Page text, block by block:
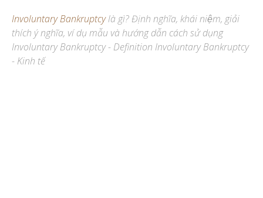
Involuntary Bankruptcylà gì? Định nghĩa, khái niệm, giải
thích ý nghĩa, ví dụ mẫu và hướng dẫn cách sử dụng
Involuntary Bankruptcy - Definition Involuntary Bankruptcy
- Kinh tế